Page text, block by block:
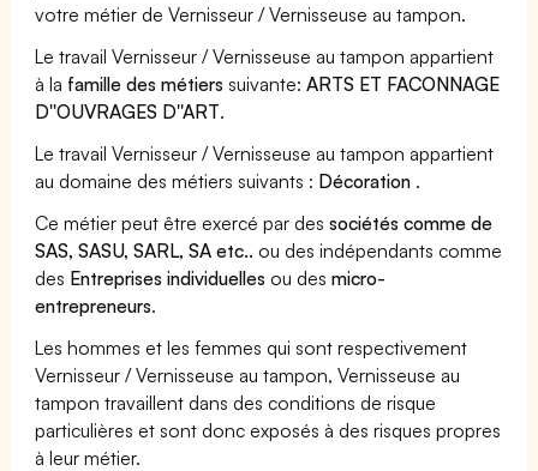
votre métier de Vernisseur / Vernisseuse au tampon.
Le travail Vernisseur / Vernisseuse au tampon appartient
à la famille des métiers suivante:ARTS ET FACONNAGE
D''OUVRAGES D''ART.
Le travail Vernisseur / Vernisseuse au tampon appartient
au domaine des métiers suivants : Décoration .
Ce métier peut être exercé par dessociétés comme de
SAS, SASU, SARL, SA etc.. ou des indépendants comme
des Entreprises individuelles ou desmicro-
entrepreneurs.
Les hommes et les femmes qui sont respectivement
Vernisseur / Vernisseuse au tampon, Vernisseuse au
tampon travaillent dans des conditions de risque
particulières et sont donc exposés à des risques propres
à leur métier.